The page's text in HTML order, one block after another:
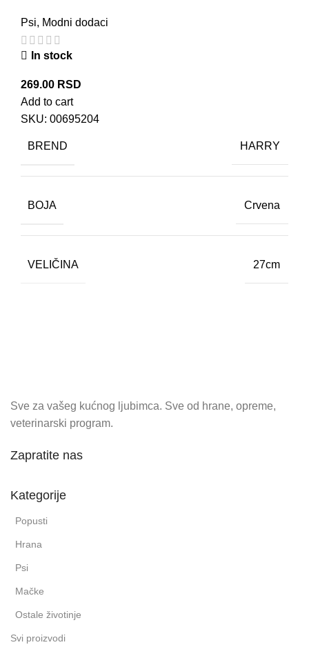
Psi, Modni dodaci
In stock
269.00 RSD
Add to cart
SKU: 00695204
BREND HARRY
BOJA Crvena
VELIČINA 27cm
Sve za vašeg kućnog ljubimca. Sve od hrane, opreme,
veterinarski program.
Zapratite nas
Kategorije
Popusti
Hrana
Psi
Mačke
Ostale životinje
Svi proizvodi